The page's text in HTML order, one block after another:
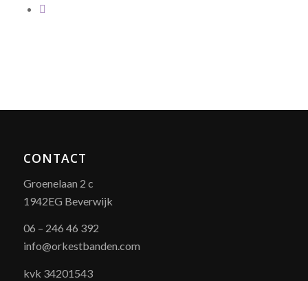
CONTACT
Groenelaan 2 c
1942EG Beverwijk
06 – 246 46 392
info@orkestbanden.com
kvk 34201543